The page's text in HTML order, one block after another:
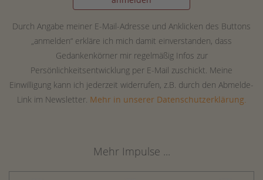
Durch Angabe meiner E-Mail-Adresse und Anklicken des Buttons
„anmelden“ erkläre ich mich damit einverstanden, dass
Gedankenkörner mir regelmäßig Infos zur
Persönlichkeitsentwicklung per E-Mail zuschickt. Meine
Einwilligung kann ich jederzeit widerrufen, z.B. durch den Abmelde-
Link im Newsletter. Mehr in unserer Datenschutzerklärung.
Mehr Impulse ...